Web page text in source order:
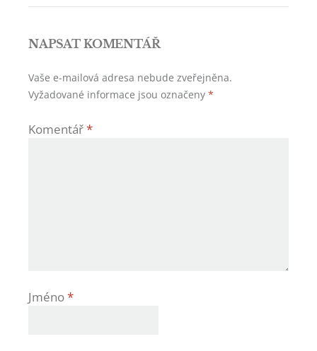
příspěvek
NAPSAT KOMENTÁŘ
Vaše e-mailová adresa nebude zveřejněna.
Vyžadované informace jsou označeny *
Komentář*
Jméno*